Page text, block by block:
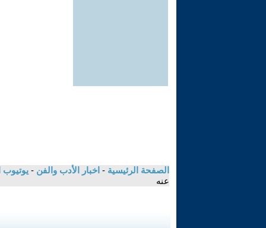
الصفحة الرئيسية - اخبار الأدب والفن -
عنه